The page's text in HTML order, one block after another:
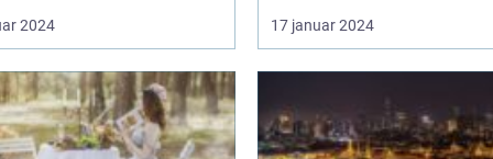
2024 17 januar 2024